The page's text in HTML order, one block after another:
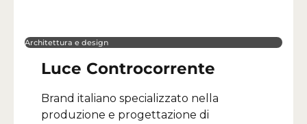
Architettura e design
Luce Controcorrente
Brand italiano specializzato nella
produzione e progettazione di